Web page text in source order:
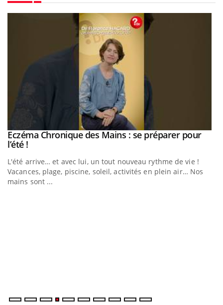
Youtube
Eczéma Chronique des Mains : se préparer pour
l’été !Youtube
L'été arrive… et avec lui, un tout nouveau rythme de vie !
Vacances, plage, piscine, soleil, activités en plein air… Nos
mains sont ...